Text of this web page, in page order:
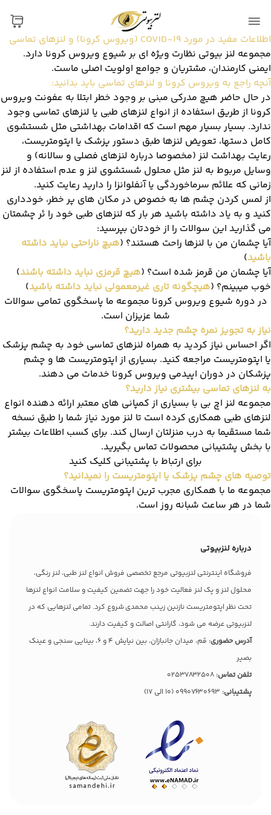
اطلاعات مفید در مورد COVID-19 (ویروس کرونا) و لنزهای تماسی
مجموعه لنز بیوتی نظارت ویژه ای بر شیوع ویروس کرونا دارد.
ایمنی کارمندان، مشتریان و جوامع اولویت اصلی ماست.
آنچه راجع به ویروس کرونا و لنزهای تماسی باید بدانید:
در حال حاضر هیچ مدرکی مبنی بر وجود خطر ابتلا به عفونت ویروس
کرونا از طریق استفاده از انواع لنزهای طبی یا لنزهای تماسی وجود
ندارد. بسیار بسیار مهم است که اقدامات بهداشتی مثل شستشوی
کامل دستها، تعویض لنزها طبق دستور پزشک یا اپتومتریست،
رعایت بهداشت لنز (مخصوصا درباره لنزهای فصلی و سالانه) و
وسایل مربوط به لنز مثل محلول شستشوی لنز و عدم استفاده از لنز
زمانی که علائم سرماخوردگی یا آنفلوانزا را دارید رعایت کنید.
از لمس کردن چشم ها به خصوص در مکان های پر خطر، خودداری
کنید و به یاد داشته باشید هر بار که لنزهای طبی خود را ئر چشمتان
می گذارید این سوالات را از خودتان بپرسید:
آیا چشمان من با لنزها راحت هستند؟ (هیچ ناراحتی نباید داشته
باشید)
آیا چشمان من قرمز شده است؟ (هیچ قرمزی نباید داشته باشند)
خوب میبینم؟ (هیچگونه تاری غیرمعمولی نباید داشته باشید)
در دوره شیوع ویروس کرونا مجموعه ما پاسخگوی تمامی سوالات
شما عزیزان است.
نیاز به تجویز نمره چشم جدید دارید؟
اگر احساس نیاز کردید به همراه لنزهای تماسی خود به چشم پزشک
یا اپتومتریست مراجعه کنید. بسیاری از اپتومتریست ها و چشم
پزشکان در دوران اپیدمی ویروس کرونا خدمات می دهند.
به لنزهای تماسی بیشتری نیاز دارید؟
مجموعه لنز اچ بی با بسیاری از کمپانی های معتبر ارائه دهنده انواع
لنزهای طبی همکاری کرده است تا لنز مورد نیاز شما را طبق نسخه
شما مستقیما به درب منزلتان ارسال کند. برای کسب اطلاعات بیشتر
با بخش پشتیبانی محصولات تماس بگیرید.
برای ارتباط با پشتیبانی کلیک کنید
توصیه های چشم پزشک یا اپتومتریست را نمیدانید؟
مجموعه ما با همکاری مجرب ترین اپتومتریست پاسخگوی سوالات
شما در هر ساعت شبانه روز است.
درباره لنزبیوتی
فروشگاه اینترنتی لنزبیوتی مرجع تخصصی فروش انواع لنز طبی، لنز رنگی،
محلول لنز و پک لنز فعالیت خود را جهت تضمین کیفیت و سلامت انواع لنزها
تحت نظر اپتومتریست نازنین زینب محمدی شروع کرد. تمامی لنزهایی که در
لنزبیوتی عرضه می شود، گارانتی اصالت و کیفیت دارند.
آدرس حضوری:
قم، میدان جانبازان، بین نیایش 4 و 6، بینایی سنجی و عینک
بصیر
تلفن تماس: 02537832508
پشتیبانی: 09907630693 (10 الی 17)